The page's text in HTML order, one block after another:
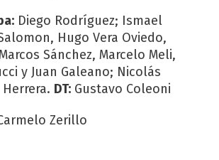
Diego Rodríguez; Ismael
Hugo Vera Oviedo,
Sánchez, Marcelo Meli,
y Juan Galeano; Nicolás
Herrera. DT: Gustavo Coleoni
Zerillo